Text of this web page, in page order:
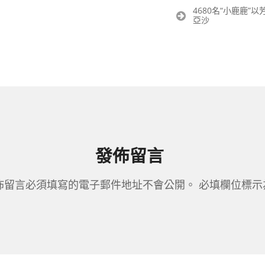
導
4680名“小鹿鹿”以
亞沙
發佈留言
留言必須填寫的電子郵件地址不會公開。 必填欄位標